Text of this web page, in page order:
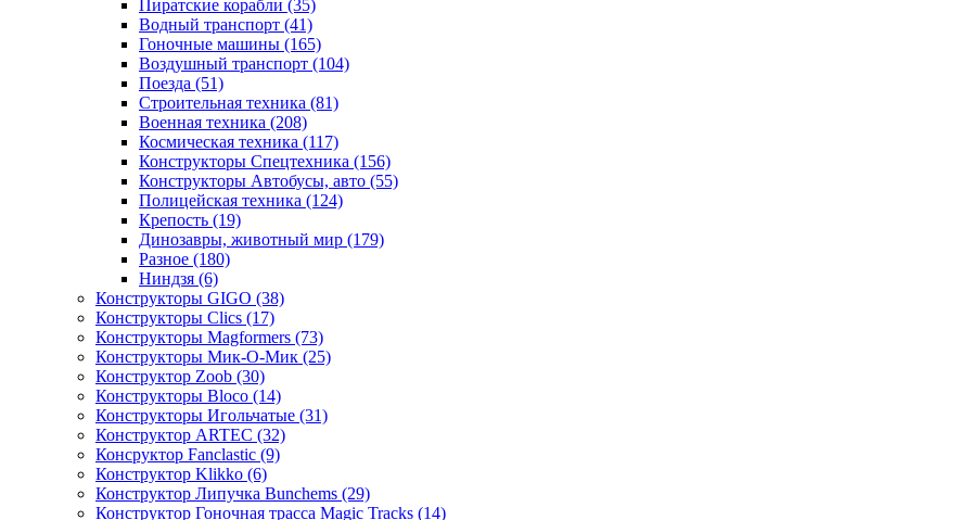
Пиратские корабли (35)
Водный транспорт (41)
Гоночные машины (165)
Воздушный транспорт (104)
Поезда (51)
Строительная техника (81)
Военная техника (208)
Космическая техника (117)
Конструкторы Спецтехника (156)
Конструкторы Автобусы, авто (55)
Полицейская техника (124)
Крепость (19)
Динозавры, животный мир (179)
Разное (180)
Ниндзя (6)
Конструкторы GIGO (38)
Конструкторы Clics (17)
Конструкторы Magformers (73)
Конструкторы Мик-О-Мик (25)
Конструктор Zoob (30)
Конструкторы Bloco (14)
Конструкторы Игольчатые (31)
Конструктор ARTEC (32)
Консруктор Fanclastic (9)
Конструктор Klikko (6)
Конструктор Липучка Bunchems (29)
Конструктор Гоночная трасса Magic Tracks (14)